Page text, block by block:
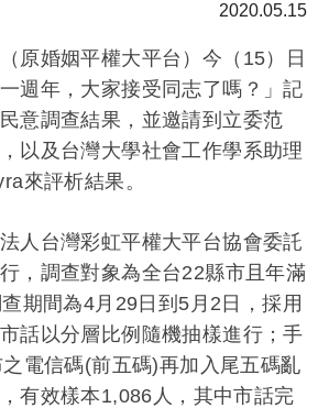
2020.05.15
原婚姻平權大平台）今（15）日
週年，大家接受同志了嗎？」記
意調查結果，並邀請到立委范
以及台灣大學社會工作學系助理
來評析結果。
人台灣彩虹平權大平台協會委託
，調查對象為全台22縣市且年滿
期間為4月29日到5月2日，採用
市話以分層比例隨機抽樣進行；手
電信碼(前五碼)再加入尾五碼亂
有效樣本1,086人， 其中市話完